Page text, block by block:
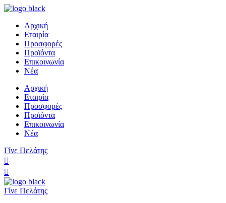
Αρχική
Εταιρία
Προσφορές
Προϊόντα
Επικοινωνία
Νέα
Αρχική
Εταιρία
Προσφορές
Προϊόντα
Επικοινωνία
Νέα
Γίνε Πελάτης
Γίνε Πελάτης